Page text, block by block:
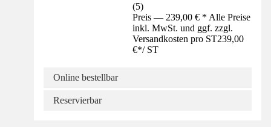
(5)
Preis — 239,00 € * Alle Preise
inkl. MwSt. und ggf. zzgl.
Versandkosten pro ST239,00
€*/ ST
Online bestellbar
Reservierbar